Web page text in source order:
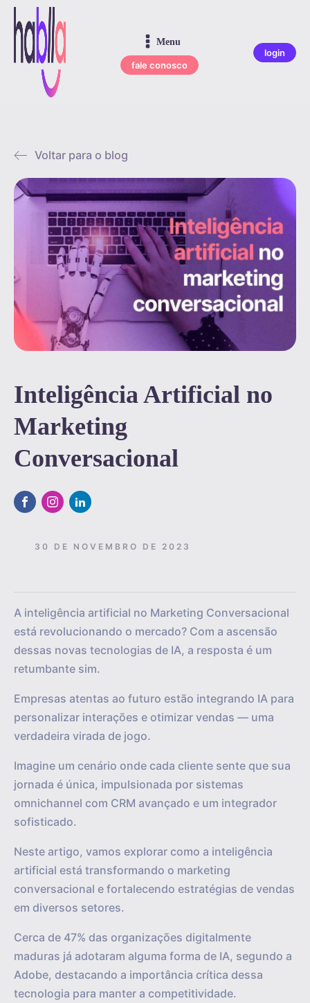
Menu
fale conosco
login
Voltar para o blog
Inteligência Artificial no
Marketing
Conversacional
30 DE NOVEMBRO DE 2023
A inteligência artificial no Marketing Conversacional
está revolucionando o mercado? Com a ascensão
dessas novas tecnologias de IA, a resposta é um
retumbante sim.
Empresas atentas ao futuro estão integrando IA para
personalizar interações e otimizar vendas — uma
verdadeira virada de jogo.
Imagine um cenário onde cada cliente sente que sua
jornada é única, impulsionada por sistemas
omnichannel com CRM avançado e um integrador
sofisticado.
Neste artigo, vamos explorar como a inteligência
artificial está transformando o marketing
conversacional e fortalecendo estratégias de vendas
em diversos setores.
Cerca de 47% das organizações digitalmente
maduras já adotaram alguma forma de IA, segundo a
Adobe, destacando a importância crítica dessa
tecnologia para manter a competitividade.